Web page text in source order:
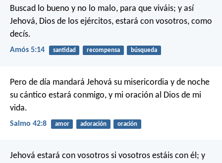
Buscad lo bueno y no lo malo, para que viváis; y así
Jehová, Dios de los ejércitos, estará con vosotros, como
decís.
Amós 5:14 santidad recompensa búsqueda
Pero de día mandará Jehová su misericordia y de noche
su cántico estará conmigo, y mi oración al Dios de mi
vida.
Salmo 42:8 amor adoración oración
Jehová estará con vosotros si vosotros estáis con él; y